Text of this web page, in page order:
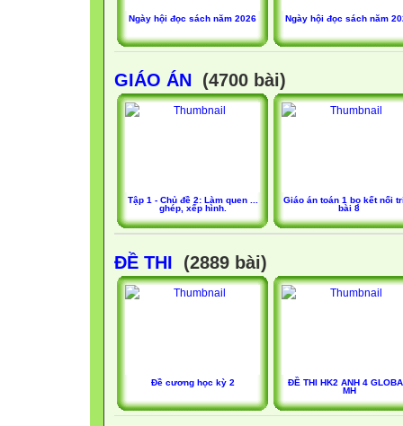
Ngày hội đọc sách năm 2026 Ngày hội đọc sách năm
GIÁO ÁN (4700 bài)
Tập 1 - Chủ đề 2: Làm quen ...
ghép, xếp hình.
Giáo án toán 1 bọ kết nối
bài 8
ĐỀ THI (2889 bài)
Đề cương học kỳ 2
ĐỀ THI HK2 ANH 4
MH